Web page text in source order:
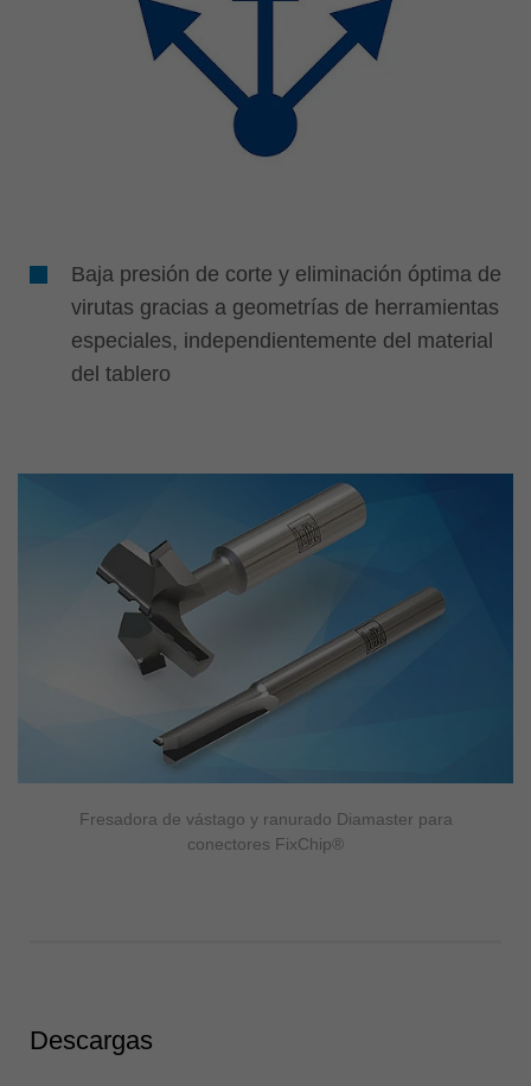
Baja presión de corte y eliminación óptima de
virutas gracias a geometrías de herramientas
especiales, independientemente del material
del tablero
Fresadora de vástago y ranurado Diamaster para
conectores FixChip®
Descargas